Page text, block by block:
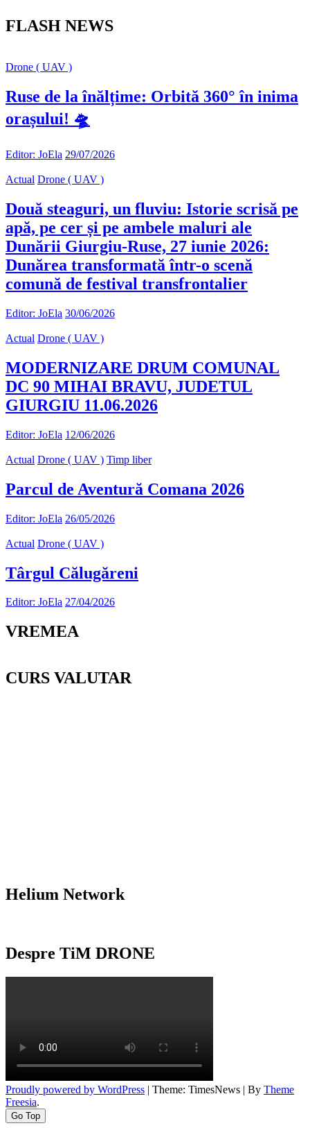
FLASH NEWS
Drone ( UAV )
Ruse de la înălțime: Orbită 360° în inima
orașului! 🛸
Editor: JoEla 29/07/2026
Actual Drone ( UAV )
Două steaguri, un fluviu: Istorie scrisă pe
apă, pe cer și pe ambele maluri ale
Dunării Giurgiu-Ruse, 27 iunie 2026:
Dunărea transformată într-o scenă
comună de festival transfrontalier
Editor: JoEla 30/06/2026
Actual Drone ( UAV )
MODERNIZARE DRUM COMUNAL
DC 90 MIHAI BRAVU, JUDETUL
GIURGIU 11.06.2026
Editor: JoEla 12/06/2026
Actual Drone ( UAV ) Timp liber
Parcul de Aventură Comana 2026
Editor: JoEla 26/05/2026
Actual Drone ( UAV )
Târgul Călugăreni
Editor: JoEla 27/04/2026
VREMEA
CURS VALUTAR
Helium Network
Despre TiM DRONE
Proudly powered by WordPress | Theme: TimesNews | By Theme
Freesia.
Go Top